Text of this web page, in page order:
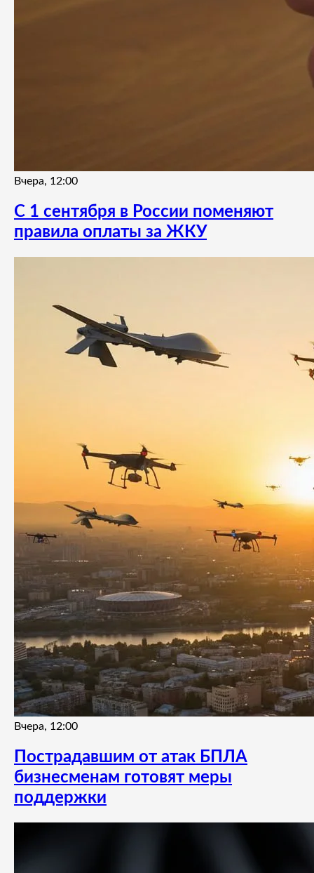
Вчера, 12:00
С 1 сентября в России поменяют
правила оплаты за ЖКУ
Вчера, 12:00
Пострадавшим от атак БПЛА
бизнесменам готовят меры
поддержки